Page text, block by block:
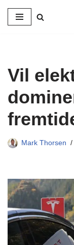
Spring
Vil
Mark Thorsen